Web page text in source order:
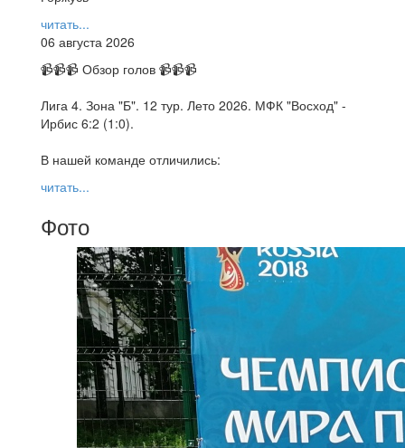
читать...
06 августа 2026
📹📹📹 Обзор голов 📹📹📹
Лига 4. Зона "Б". 12 тур. Лето 2026. МФК "Восход" -
Ирбис 6:2 (1:0).
В нашей команде отличились:
читать...
Фото